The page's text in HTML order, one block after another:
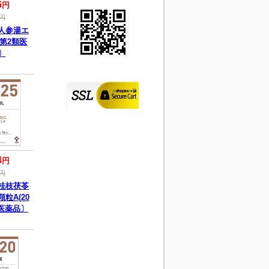
円
参湯エ
2類医
円
枝茯苓
粒A(20
薬品〕